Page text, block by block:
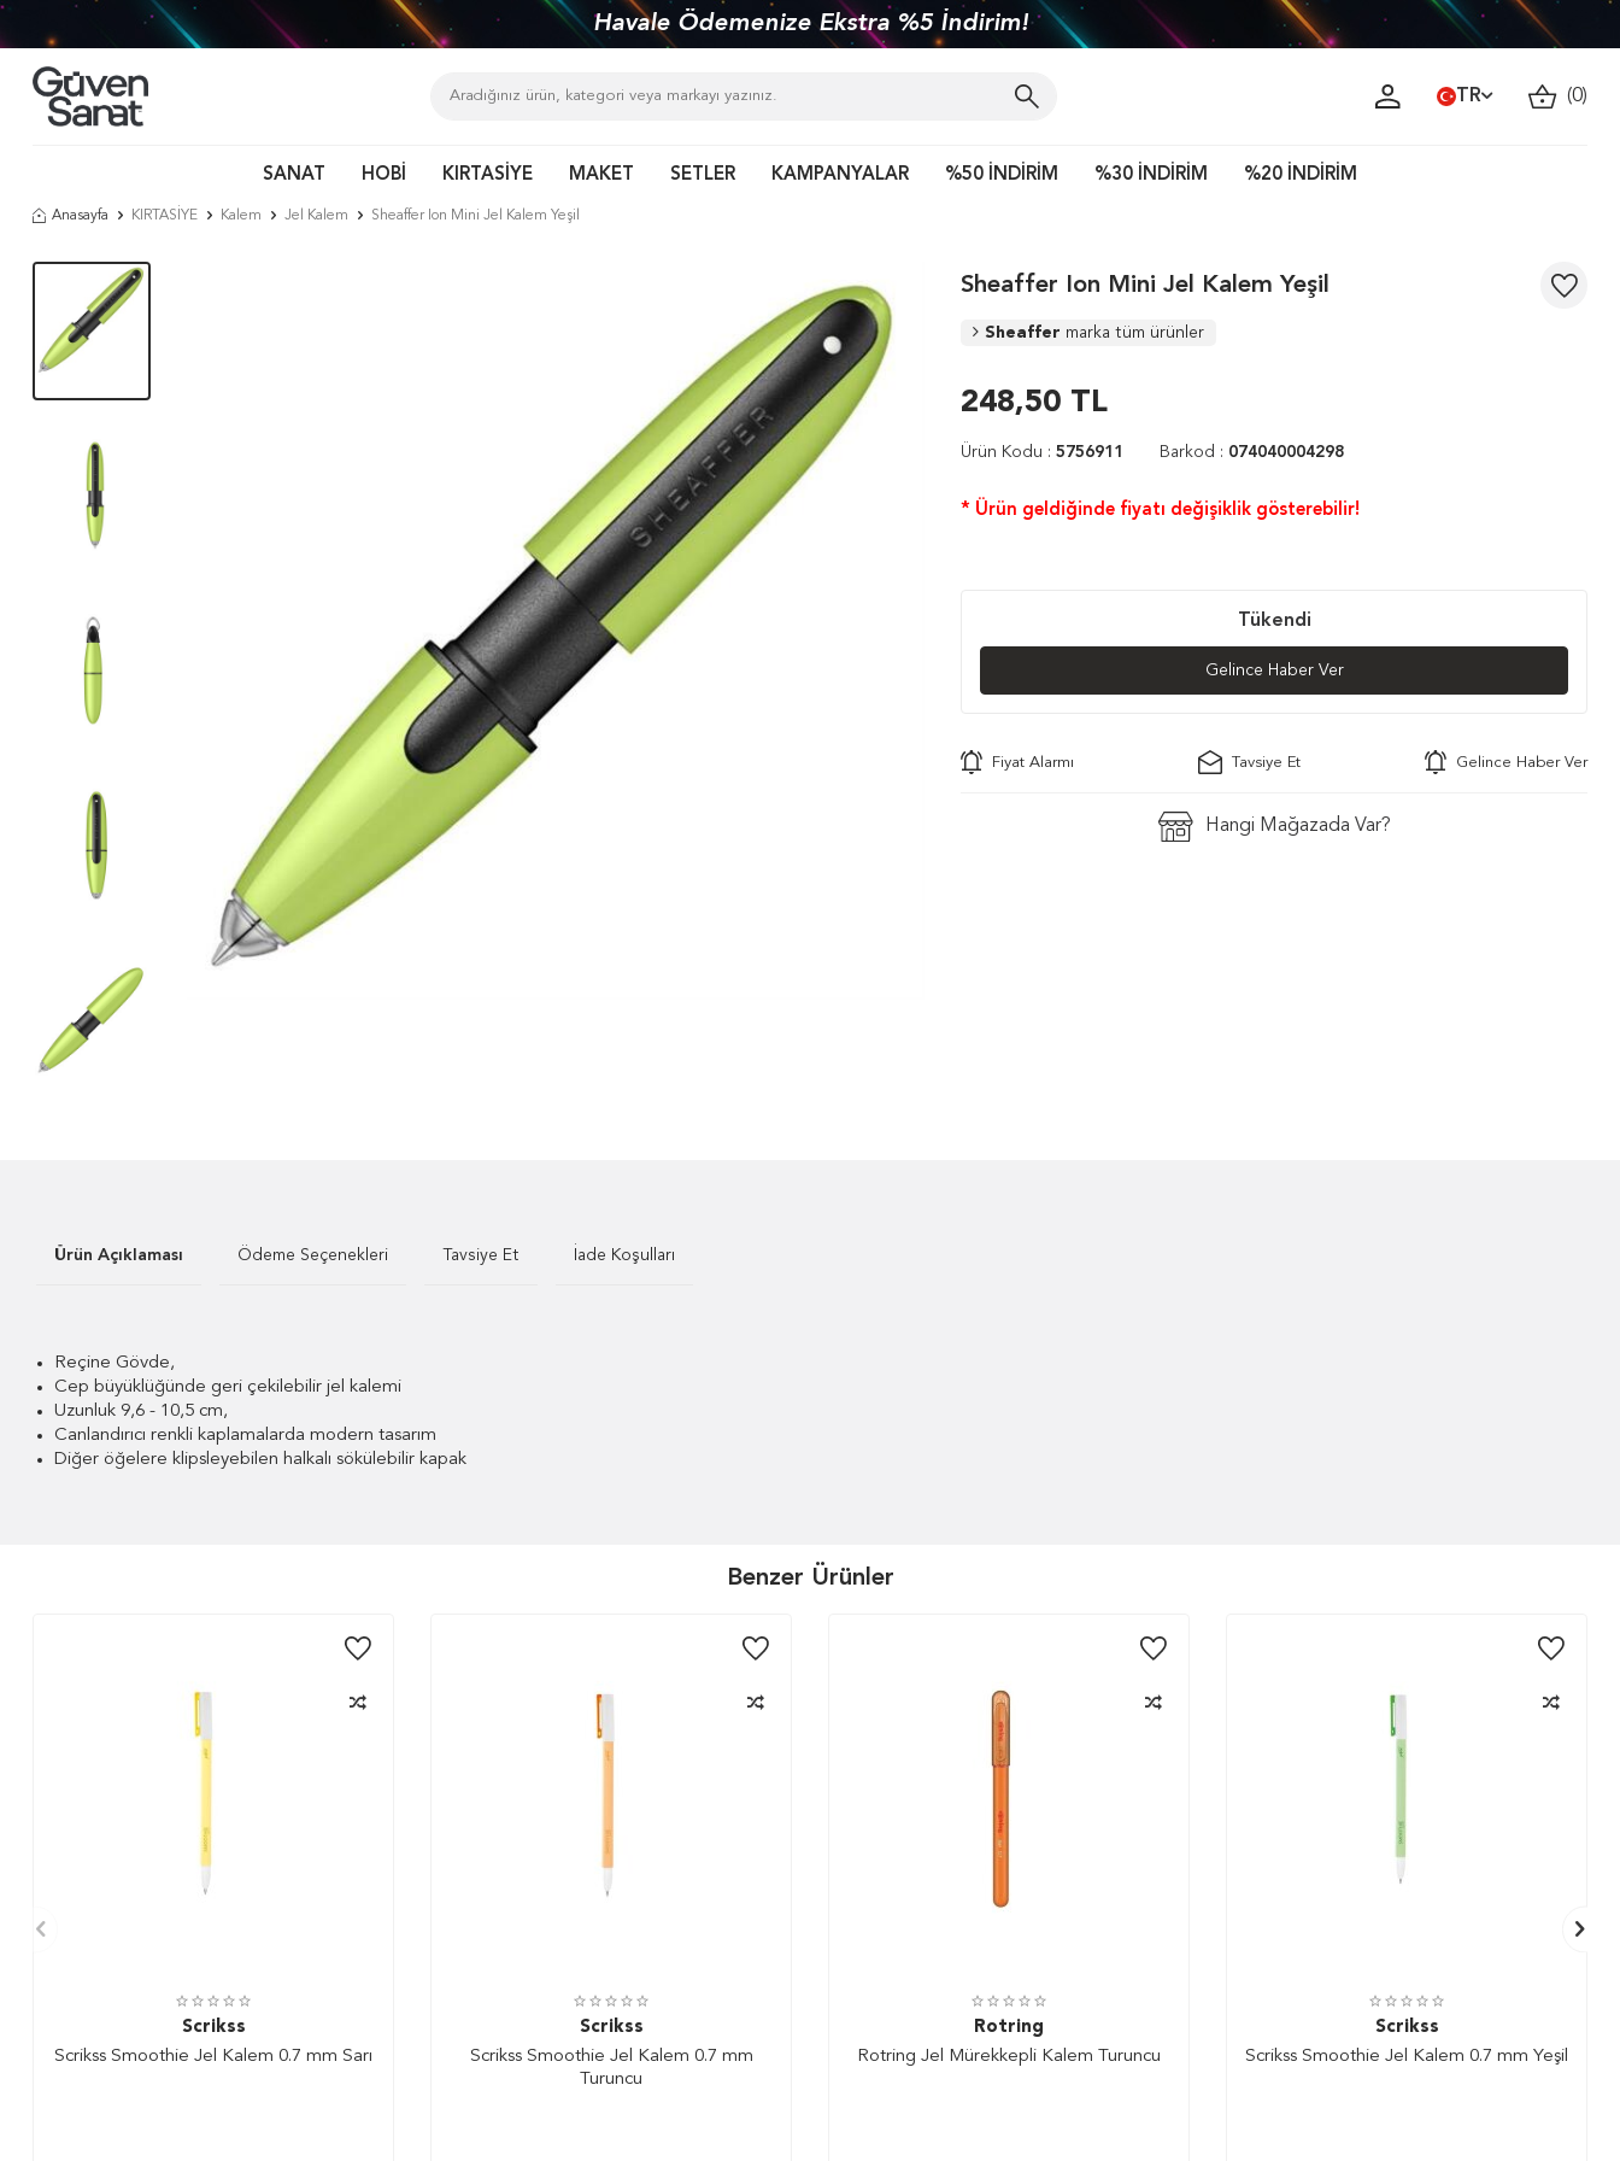
Havale Ödemenize Ekstra %5 İndirim!
TR (0)
SANAT HOBİ KIRTASİYE MAKET SETLER KAMPANYALAR %50 İNDİRİM %30 İNDİRİM %20 İNDİRİM
Anasayfa KIRTASİYE Kalem Jel Kalem Sheaffer Ion Mini Jel Kalem Yeşil
Sheaffer Ion Mini Jel Kalem Yeşil
Sheaffer marka tüm ürünler
248,50 TL
Ürün Kodu : 5756911 Barkod : 074040004298
* Ürün geldiğinde fiyatı değişiklik gösterebilir!
Tükendi
Gelince Haber Ver
Fiyat Alarmı Tavsiye Et Gelince Haber Ver
Hangi Mağazada Var?
Ürün Açıklaması Ödeme Seçenekleri Tavsiye Et İade Koşulları
Reçine Gövde,
Cep büyüklüğünde geri çekilebilir jel kalemi
Uzunluk 9,6 - 10,5 cm,
Canlandırıcı renkli kaplamalarda modern tasarım
Diğer öğelere klipsleyebilen halkalı sökülebilir kapak
Benzer Ürünler
Scrikss
Scrikss Smoothie Jel Kalem 0.7 mm Sarı
Scrikss
Scrikss Smoothie Jel Kalem 0.7 mm
Turuncu
Rotring
Rotring Jel Mürekkepli Kalem Turuncu
Scrikss
Scrikss Smoothie Jel Kalem 0.7 mm Yeşil